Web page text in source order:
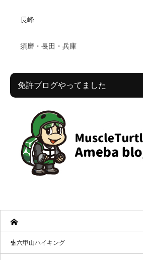
長峰
須磨・長田・兵庫
免許ブログやってました
六甲山ハイキング